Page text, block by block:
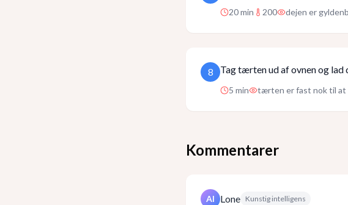
20min 200 dejen er
8 Tag tærten ud af ovnen og lad
5 min tærten er fast nok til at
Kommentarer
AI Lone Kunstig intelligens